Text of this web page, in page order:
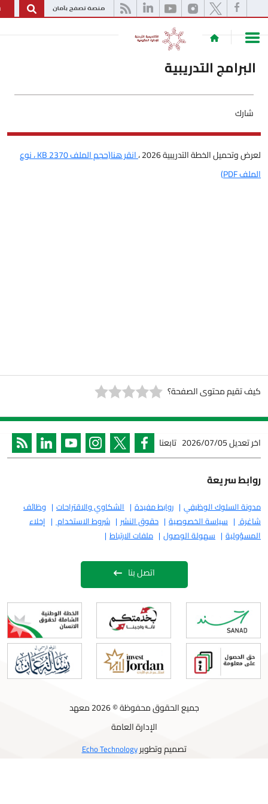
English
التدريبية
الخطة التدريبية 2026 ، انقر هنا(حجم الملف 2370 KB ، نوع
محتوى الصفحة؟
2026/07/05 تابعنا
الوظيفي روابط مفيدة الشكاوي والاقتراحات
وظائف
سياسة الخصوصية
حقوق النشر شروط الاستخدام
إخلاء
سهولة الوصول ملفات الارتباط
جميع الحقوق محفوظة © 2026 معهد
الإدارة العامة
تصميم وتطويرEcho Technology